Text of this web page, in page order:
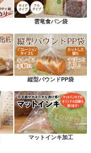
雲竜食パン袋
縦型パウンドPP袋
マットインキ加工